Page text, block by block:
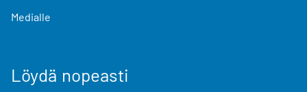
Medialle
Löydä nopeasti